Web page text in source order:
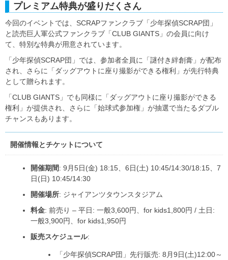
プレミアム特典が盛りだくさん
今回のイベントでは、SCRAPファンクラブ「少年探偵SCRAP団」
と読売巨人軍公式ファンクラブ「CLUB GIANTS」の会員に向け
て、特別な特典が用意されています。
「少年探偵SCRAP団」では、参加者全員に「謎付き絆創膏」が配布
され、さらに「ダッグアウトに座り撮影ができる権利」が先行特典
として贈られます。
「CLUB GIANTS」でも同様に「ダッグアウトに座り撮影ができる
権利」が提供され、さらに「始球式参加権」が抽選で当たるダブル
チャンスもあります。
開催情報とチケットについて
開催期間: 9月5日(金) 18:15、6日(土) 10:45/14:30/18:15、7
日(日) 10:45/14:30
開催場所: ジャイアンツタウンスタジアム
料金: 前売り – 平日: 一般3,600円、for kids1,800円 / 土日:
一般3,900円、for kids1,950円
販売スケジュール:
「少年探偵SCRAP団」先行販売: 8月9日(土)12:00～